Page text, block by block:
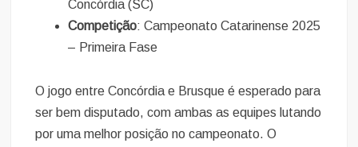
Concórdia (SC)
Competição: Campeonato Catarinense 2025
– Primeira Fase
O jogo entre Concórdia e Brusque é esperado para
ser bem disputado, com ambas as equipes lutando
por uma melhor posição no campeonato. O